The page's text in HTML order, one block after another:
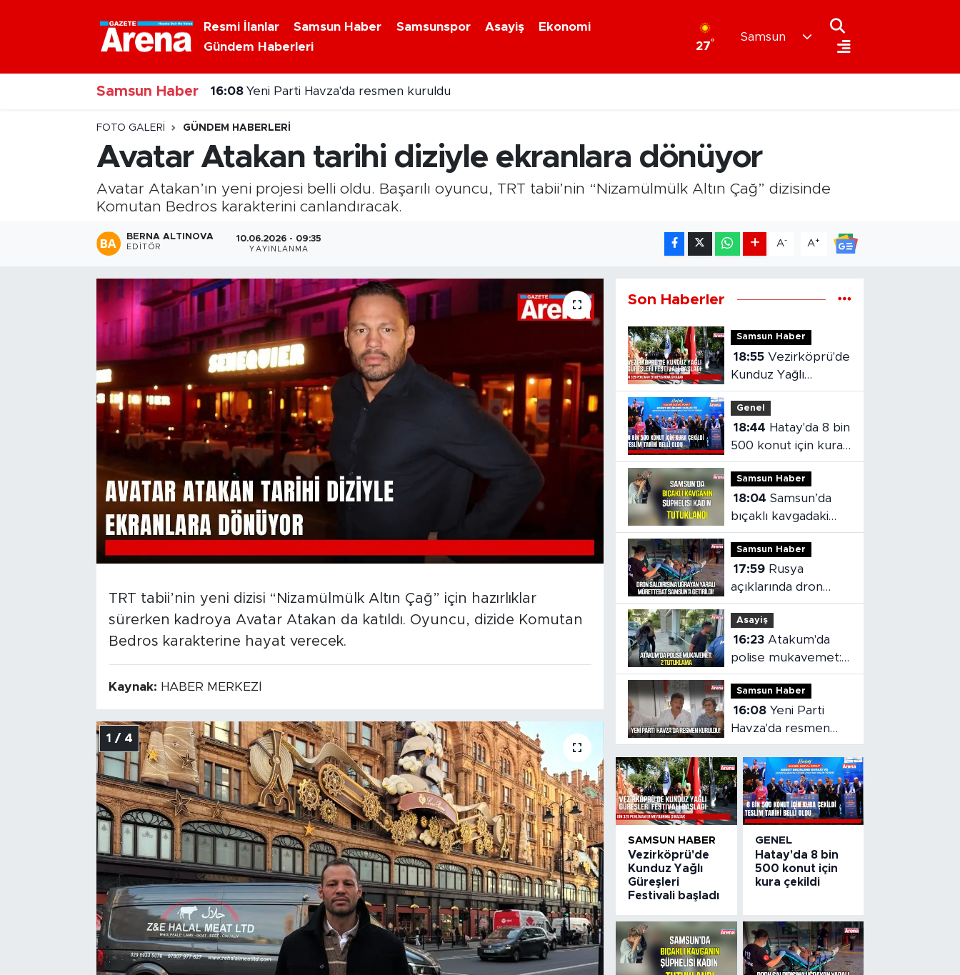
Resmi İlanlar Samsun Haber Samsunspor Asayiş
Ekonomi
Gündem Haberleri
27°
Samsun
Samsun Haber 15:50 Bafra'nın dev sanayi projesinde üretim başladı
FOTO GALERI GÜNDEM HABERLERI
Avatar Atakan tarihi diziyle ekranlara dönüyor
Avatar Atakan’ın yeni projesi belli oldu. Başarılı oyuncu, TRT tabii’nin “Nizamülmülk Altın Çağ” dizisinde
Komutan Bedros karakterini canlandıracak.
BERNA ALTINOVA
EDITÖR
10.06.2026 - 09:35
YAYINLANMA
A- A+
TRT tabii’nin yeni dizisi “Nizamülmülk Altın Çağ” için hazırlıklar
sürerken kadroya Avatar Atakan da katıldı. Oyuncu, dizide Komutan
Bedros karakterine hayat verecek.
Kaynak: HABER MERKEZİ
1 / 4
Son Haberler
Samsun Haber
18:55
Kunduz Yağlı
Güreşleri Festivali
başladı
Genel
18:44
500 konut için kura
çekildi
Samsun Haber
18:04 Samsun’da
bıçaklı kavgadaki
kadın şüpheli
tutuklandı
Samsun Haber
17:59
açıklarında dron
saldırısı: Yaralı
mürettebat
Samsun'a getirildi
Asayiş
16:23 Atakum'da
polise mukavemet:
2 tutuklama
Samsun Haber
16:08
Havza'da resmen
kuruldu
SAMSUN HABER
Vezirköprü'de
Kunduz Yağlı
Güreşleri
Festivali başladı
GENEL
Hatay'da 8 bin
500 konut için
kura çekildi
Nöbetçi Eczaneler
Hava Durumu
Samsun Namaz Vakitleri
Trafik Durumu
Süper Lig Puan Durumu ve Fikstür
Tüm Manşetler
Haber Arşivi